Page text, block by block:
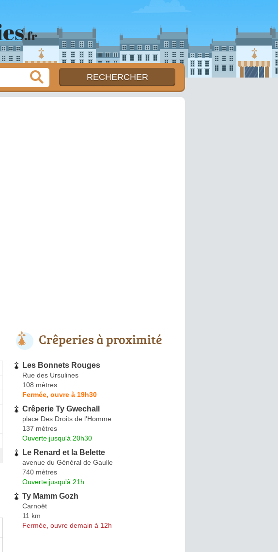
Crêperies à proximité
Les Bonnets Rouges
Rue des Ursulines
108 mètres
Fermée, ouvre à 19h30
Crêperie Ty Gwechall
place Des Droits de l'Homme
137 mètres
Ouverte jusqu'à 20h30
Le Renard et la Belette
avenue du Général de Gaulle
740 mètres
Ouverte jusqu'à 21h
Ty Mamm Gozh
Carnoët
11 km
Fermée, ouvre demain à 12h